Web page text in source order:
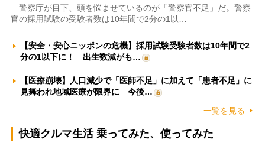
警察庁が目下、頭を悩ませているのが「警察官不足」だ。警察
官の採用試験の受験者数は10年間で2分の1以…
【安全・安心ニッポンの危機】採用試験受験者数は10年間で2
分の1以下に！ 出生数減がも…
【医療崩壊】人口減少で「医師不足」に加えて「患者不足」に
見舞われ地域医療が限界に 今後…
一覧を見る
快適クルマ生活 乗ってみた、使ってみた